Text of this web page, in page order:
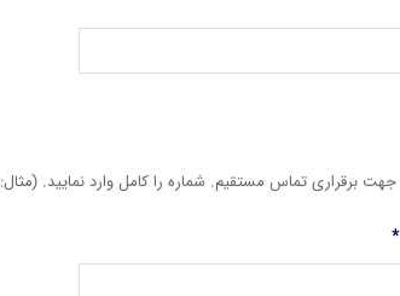
برقراری تماس مستقیم. شماره را کامل وارد نمایید. (مثال: ۰۹۱۲۱۲۳۴۵۶۷)
*